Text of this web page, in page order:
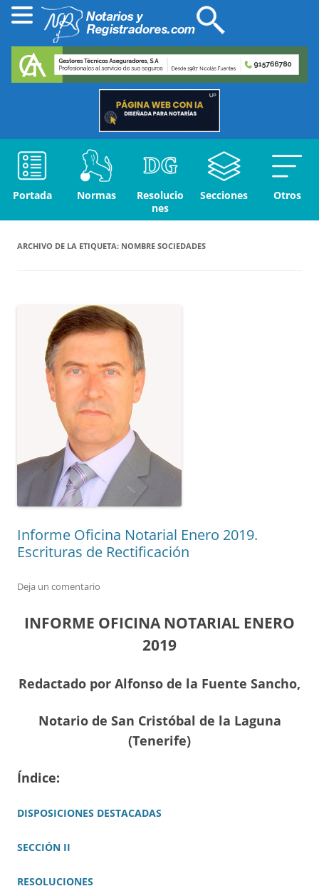
Portada Normas
Resolucio
nes
Secciones Otros
ARCHIVO DE LA ETIQUETA: NOMBRE SOCIEDADES
Informe Oficina Notarial Enero 2019.
Escrituras de Rectificación
Deja un comentario
INFORME OFICINA NOTARIAL ENERO
2019
Redactado por Alfonso de la Fuente Sancho,
Notario de San Cristóbal de la Laguna
(Tenerife)
Índice:
DISPOSICIONES DESTACADAS
SECCIÓN II
RESOLUCIONES